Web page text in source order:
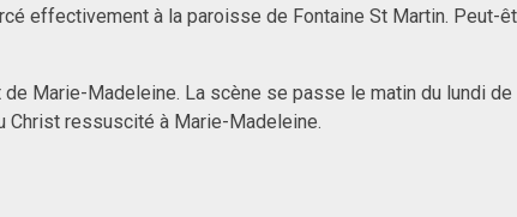
effectivement à la paroisse de Fontaine St Martin. Peut-
Marie-Madeleine. La scène se passe le matin du lundi
Christ ressuscité à Marie-Madeleine.